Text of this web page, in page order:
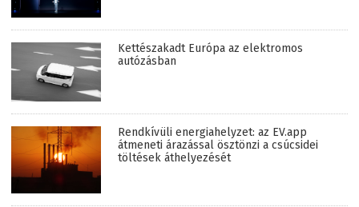
Kettészakadt Európa az elektromos
autózásban
Rendkívüli energiahelyzet: az EV.app
átmeneti árazással ösztönzi a csúcsidei
töltések áthelyezését